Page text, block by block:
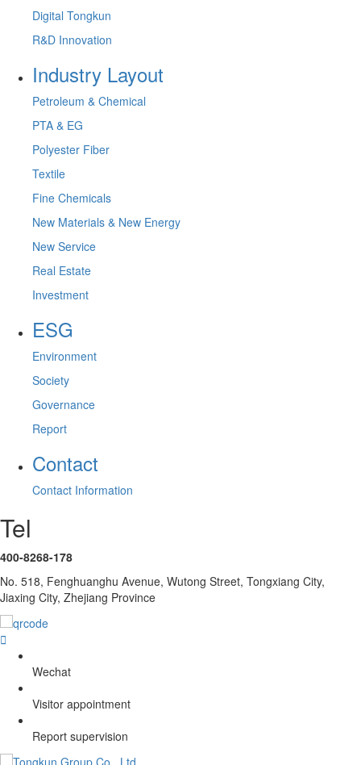
Digital Tongkun
R&D Innovation
Industry Layout
Petroleum & Chemical
PTA & EG
Polyester Fiber
Textile
Fine Chemicals
New Materials & New Energy
New Service
Real Estate
Investment
ESG
Environment
Society
Governance
Report
Contact
Contact Information
Tel
400-8268-178
No. 518, Fenghuanghu Avenue, Wutong Street, Tongxiang City,
Jiaxing City, Zhejiang Province

Wechat
Visitor appointment
Report supervision